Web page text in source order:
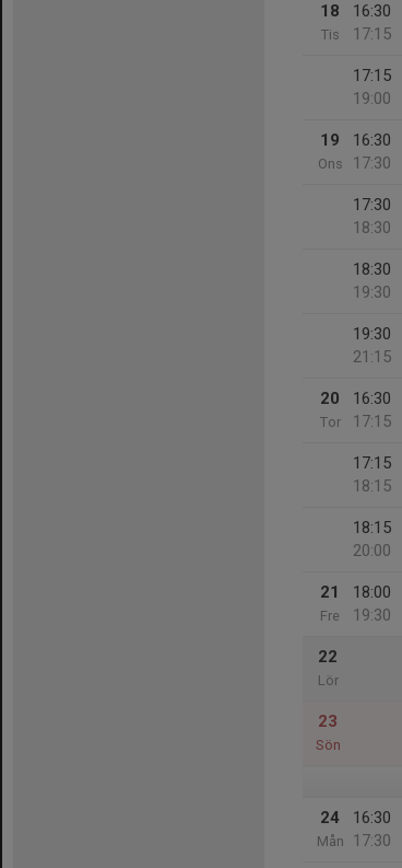
18
Tis
16:30
17:15
17:15
19:00
19
Ons
16:30
17:30
17:30
18:30
18:30
19:30
19:30
21:15
20
Tor
16:30
17:15
17:15
18:15
18:15
20:00
21
Fre
18:00
19:30
22
Lör
23
Sön
24
Mån
16:30
17:30